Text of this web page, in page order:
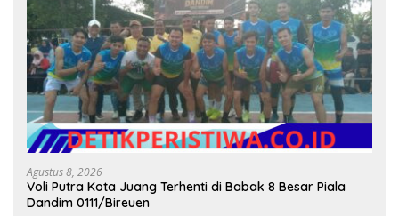
Agustus 8, 2026
Voli Putra Kota Juang Terhenti di Babak 8 Besar Piala
Dandim 0111/Bireuen